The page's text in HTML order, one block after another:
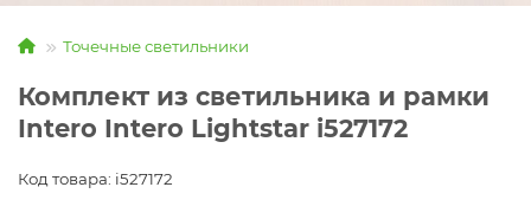
Точечные светильники
Комплект из светильника и рамки
Intero Intero Lightstar i527172
Код товара: i527172